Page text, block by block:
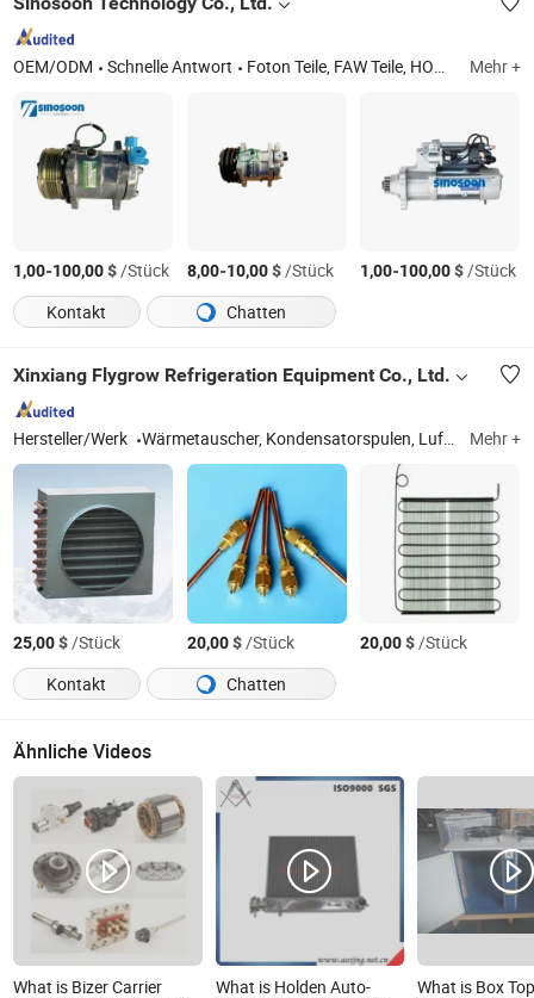
OEM/ODM Schnelle Antwort Foton Teile, FAW Teile, HOWO Teile, Shacman Teile, Zhongtong Teile, Lkw Motorenteile, Lkw Karosserieteile, Weichai Teile, Aumark Teile, Xichai Teile Mehr +
1,00-100,00$/Stück 8,00-10,00$/Stück 1,00-100,00$/Stück
Kontakt
Chatten
Xinxiang Flygrow Refrigeration Equipment Co., Ltd.
Hersteller/Werk Wärmetauscher, Kondensatorspulen, Luftkühler, Kondensationseinheiten, Verdampferspulen Mehr +
25,00$/Stück 20,00$/Stück 20,00$/Stück
Kontakt
Chatten
Ähnliche Videos
What is Bizer Carrier
What is Holden Auto-
What is Box